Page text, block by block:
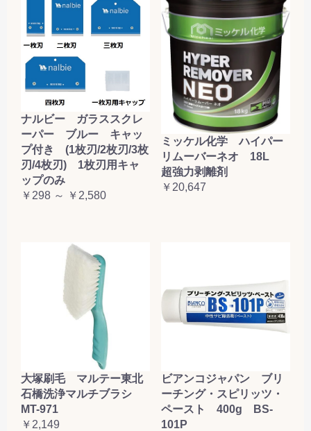
ナルビー ガラススクレ
ーパー ブルー キャッ
プ付き (1枚刃/2枚刃/3枚
刃/4枚刃) 1枚刃用キャ
ップのみ
￥298 ～ ￥2,580
ミッケル化学 ハイパー
リムーバーネオ 18L
超強力剥離剤
￥20,647
大塚刷毛 マルテー東北
石橋洗浄マルチブラシ
MT-971
￥2,149
ビアンコジャパン ブリ
ーチング・スピリッツ・
ペースト 400g BS-
101P